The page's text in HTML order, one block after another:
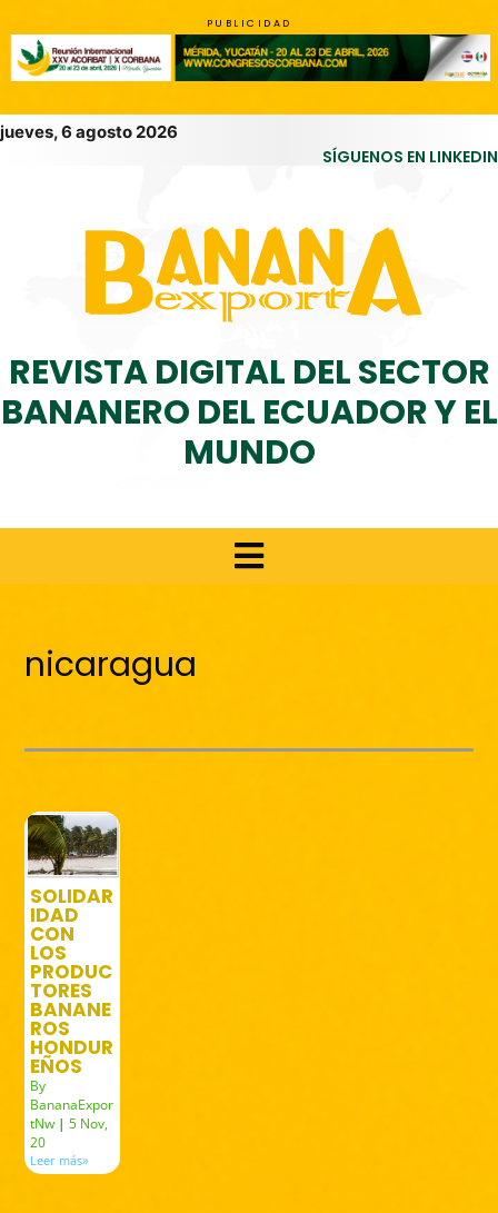
PUBLICIDAD
jueves, 6 agosto 2026
SÍGUENOS EN LINKEDIN
REVISTA DIGITAL DEL SECTOR
BANANERO DEL ECUADOR Y EL
MUNDO
nicaragua
SOLIDAR
IDAD
CON
LOS
PRODUC
TORES
BANANE
ROS
HONDUR
EÑOS
By
BananaExpor
tNw | 5 Nov,
20
Leer más»